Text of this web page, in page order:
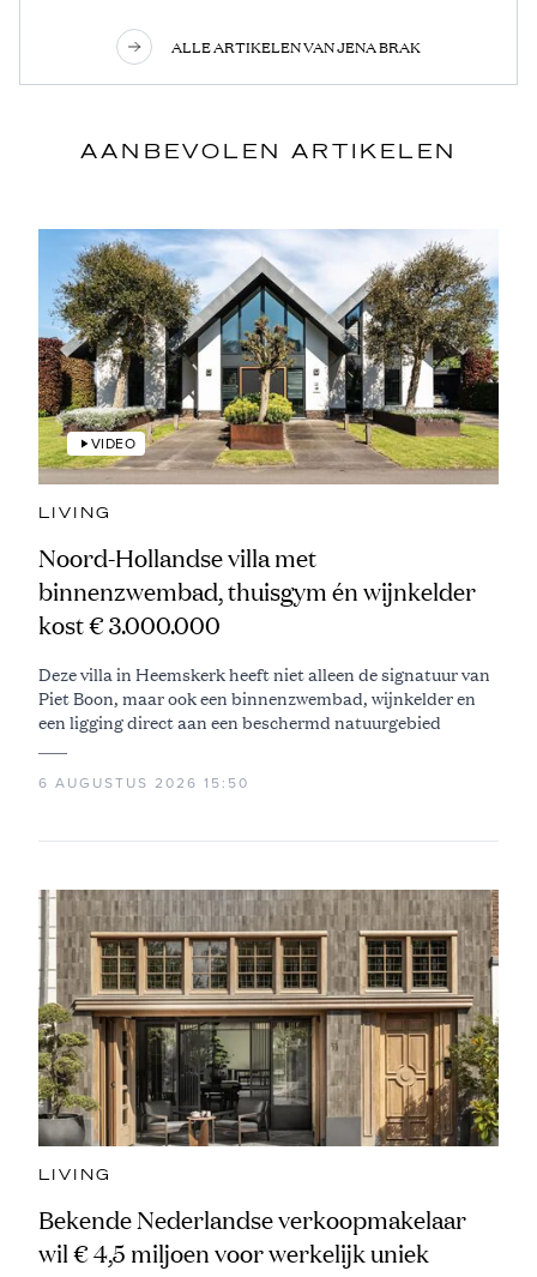
ALLE ARTIKELEN VAN JENA BRAK
AANBEVOLEN ARTIKELEN
VIDEO
LIVING
Noord-Hollandse villa met
binnenzwembad, thuisgym én wijnkelder
kost € 3.000.000
Deze villa in Heemskerk heeft niet alleen de signatuur van
Piet Boon, maar ook een binnenzwembad, wijnkelder en
een ligging direct aan een beschermd natuurgebied
6 AUGUSTUS 2026 15:50
LIVING
Bekende Nederlandse verkoopmakelaar
wil € 4,5 miljoen voor werkelijk uniek